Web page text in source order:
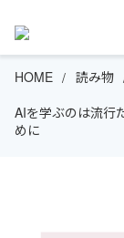
HOME 読み物
AIを学ぶのは流行
めに